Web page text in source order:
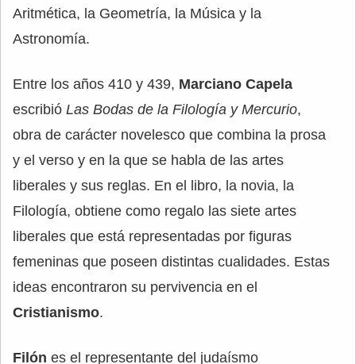
Aritmética, la Geometría, la Música y la
Astronomía.
Entre los años 410 y 439, Marciano Capela
escribió Las Bodas de la Filología y Mercurio,
obra de carácter novelesco que combina la prosa
y el verso y en la que se habla de las artes
liberales y sus reglas. En el libro, la novia, la
Filología, obtiene como regalo las siete artes
liberales que está representadas por figuras
femeninas que poseen distintas cualidades. Estas
ideas encontraron su pervivencia en el
Cristianismo.
Filón es el representante del judaísmo